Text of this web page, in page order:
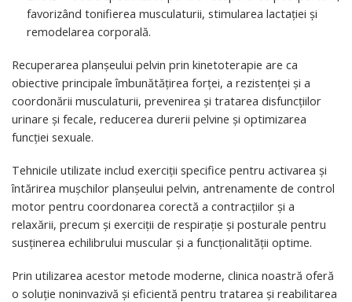
favorizând tonifierea musculaturii, stimularea lactației și
remodelarea corporală.
Recuperarea planșeului pelvin prin kinetoterapie are ca
obiective principale îmbunătățirea forței, a rezistenței și a
coordonării musculaturii, prevenirea și tratarea disfuncțiilor
urinare și fecale, reducerea durerii pelvine și optimizarea
funcției sexuale.
Tehnicile utilizate includ exerciții specifice pentru activarea și
întărirea mușchilor planșeului pelvin, antrenamente de control
motor pentru coordonarea corectă a contracțiilor și a
relaxării, precum și exerciții de respirație și posturale pentru
susținerea echilibrului muscular și a funcționalității optime.
Prin utilizarea acestor metode moderne, clinica noastră oferă
o soluție noninvazivă și eficientă pentru tratarea și reabilitarea